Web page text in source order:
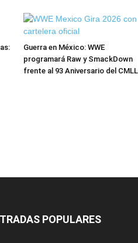
Guerra en México: WWE
programará Raw y SmackDown
frente al 93 Aniversario del CMLL
POPULARES